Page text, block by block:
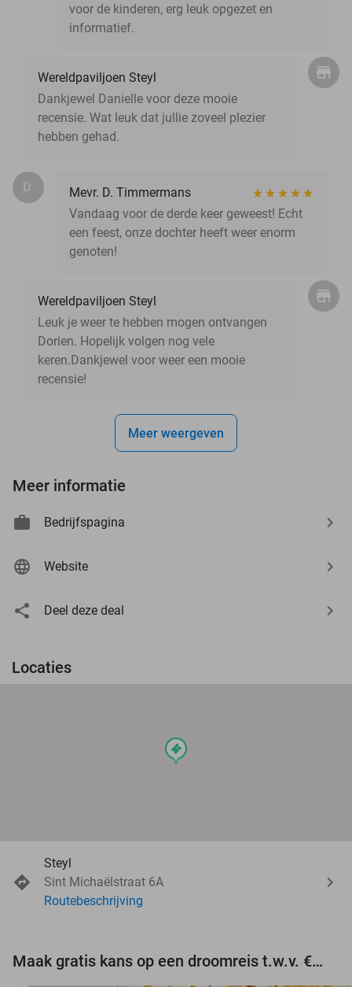
voor de kinderen, erg leuk opgezet en
informatief.
Wereldpaviljoen Steyl
Dankjewel Danielle voor deze mooie
recensie. Wat leuk dat jullie zoveel plezier
hebben gehad.
D.
Mevr. D. Timmermans
Vandaag voor de derde keer geweest! Echt
een feest, onze dochter heeft weer enorm
genoten!
Wereldpaviljoen Steyl
Leuk je weer te hebben mogen ontvangen
Dorien. Hopelijk volgen nog vele
keren.Dankjewel voor weer een mooie
recensie!
Meer weergeven
Meer informatie
Bedrijfspagina
Website
Deel deze deal
Locaties
events
Steyl
Sint Michaëlstraat 6A
Routebeschrijving
Maak gratis kans op een droomreis t.w.v. €3.000!